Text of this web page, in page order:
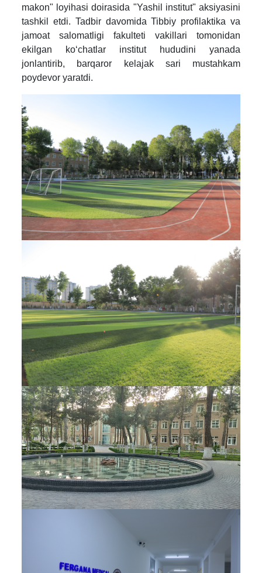
makon" loyihasi doirasida "Yashil institut" aksiyasini
tashkil etdi. Tadbir davomida Tibbiy profilaktika va
jamoat salomatligi fakulteti vakillari tomonidan
ekilgan ko‘chatlar institut hududini yanada
jonlantirib, barqaror kelajak sari mustahkam
poydevor yaratdi.